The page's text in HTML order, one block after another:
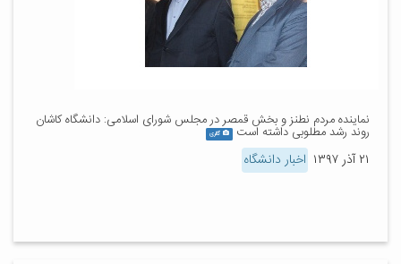
نماینده مردم نطنز و بخش قمصر در مجلس شورای اسلامی: دانشگاه کاشان
روند رشد مطلوبی داشته است گالری
۲۱ آذر ۱۳۹۷ اخبار دانشگاه